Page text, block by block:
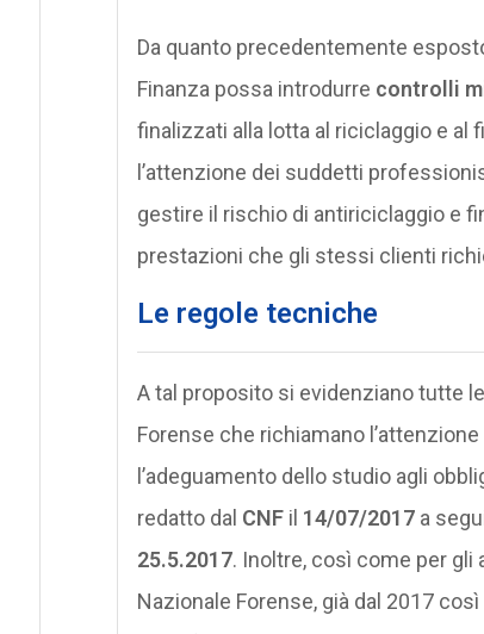
Da quanto precedentemente
Finanza possa introdurre controlli
finalizzati alla lotta al riciclaggio e al
l’attenzione dei suddetti
gestire il rischio di antiriciclaggio e
prestazioni che gli stessi clienti
Le regole tecniche
A tal proposito si evidenziano tutte
Forense che richiamano
l’adeguamento dello studio agli
redatto dal CNFil 14/07/2017a
25.5.2017. Inoltre, così come per gli
Nazionale Forense, già dal 2017